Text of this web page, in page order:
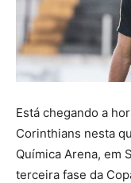
Está chegando a
Corinthians nesta
Química Arena, em
terceira fase da